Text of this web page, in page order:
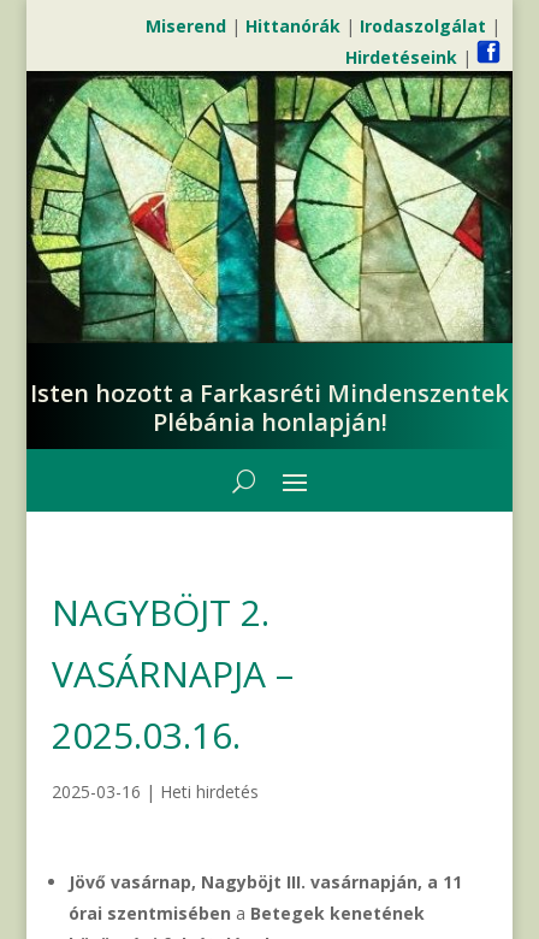
Miserend| Hittanórák| Irodaszolgálat |
Hirdetéseink|
Isten hozott a Farkasréti Mindenszentek
Plébánia honlapján!
NAGYBÖJT 2.
VASÁRNAPJA –
2025.03.16.
2025-03-16 | Heti hirdetés
Jövő vasárnap, Nagyböjt III. vasárnapján, a 11
órai szentmisében a Betegek kenetének